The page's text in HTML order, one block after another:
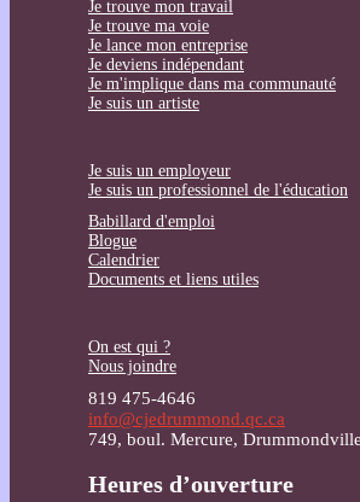
Je trouve mon travail
Je trouve ma voie
Je lance mon entreprise
Je deviens indépendant
Je m'implique dans ma communauté
Je suis un artiste
Je suis un employeur
Je suis un professionnel de l'éducation
Babillard d'emploi
Blogue
Calendrier
Documents et liens utiles
On est qui ?
Nous joindre
819 475-4646
info@cjedrummond.qc.ca
749, boul. Mercure,
Heures d’ouverture